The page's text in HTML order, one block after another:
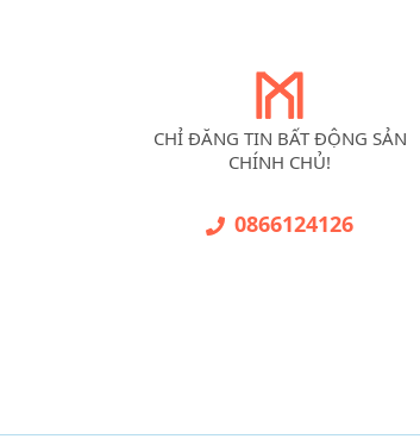
CHỈ ĐĂNG TIN BẤT ĐỘNG SẢN
CHÍNH CHỦ!
0866124126